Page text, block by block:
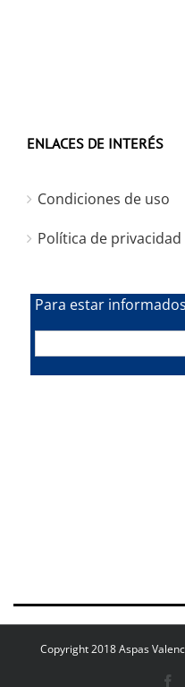
ENLACES DE INTERÉS
Condiciones de uso
Política de privacidad
Para estar
Copyright 2018 Aspas